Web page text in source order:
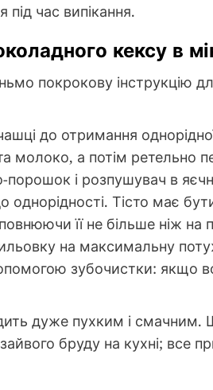
час випікання.
кексу в
покрокову інструкцію
до отримання
молоко, а потім ретельно
порошок і розпушувач в
однорідності. Тісто має
її не більше ніж на
на максимальну
зубочистки: якщо
дуже пухким і
бруду на кухні; все